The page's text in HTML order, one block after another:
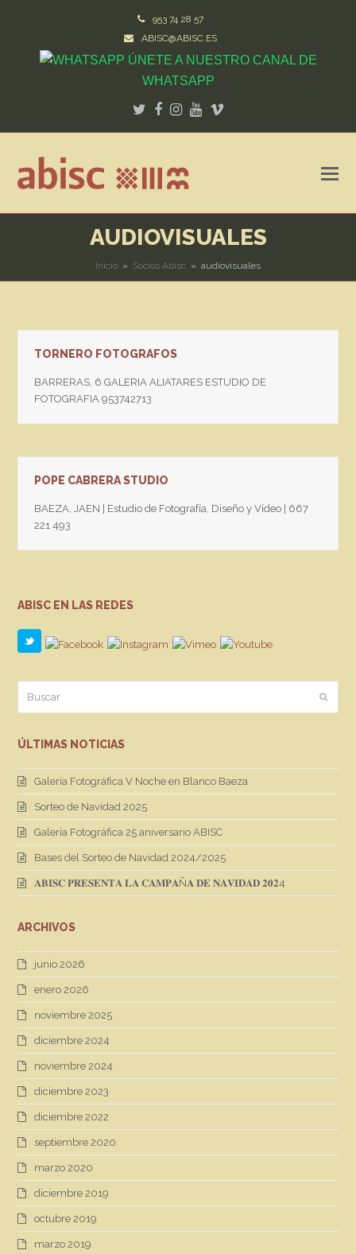
953 74 28 57
ABISC@ABISC.ES
ÚNETE A NUESTRO CANAL DE
WHATSAPP
Twitter
Facebook
Instagram
Youtube
Vimeo
AUDIOVISUALES
Inicio » Socios Abisc » audiovisuales
TORNERO FOTOGRAFOS
BARRERAS, 6 GALERIA ALIATARES ESTUDIO DE
FOTOGRAFIA 953742713
POPE CABRERA STUDIO
BAEZA, JAEN | Estudio de Fotografía, Diseño y Vídeo | 667
221 493
ABISC EN LAS REDES
Enviar
ÚLTIMAS NOTICIAS
Galería Fotográfica V Noche en Blanco Baeza
Sorteo de Navidad 2025
Galería Fotográfica 25 aniversario ABISC
Bases del Sorteo de Navidad 2024/2025
𝐀𝐁𝐈𝐒𝐂 𝐏𝐑𝐄𝐒𝐄𝐍𝐓𝐀 𝐋𝐀 𝐂𝐀𝐌𝐏𝐀Ñ𝐀 𝐃𝐄 𝐍𝐀𝐕𝐈𝐃𝐀𝐃 𝟐𝟎𝟐4
ARCHIVOS
junio 2026
enero 2026
noviembre 2025
diciembre 2024
noviembre 2024
diciembre 2023
diciembre 2022
septiembre 2020
marzo 2020
diciembre 2019
octubre 2019
marzo 2019